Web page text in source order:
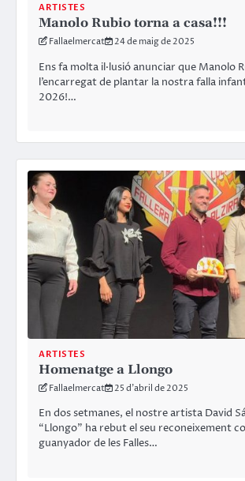
ARTISTES
Manolo Rubio torna a casa!!!
Fallaelmercat 24 de maig de 2025
Ens fa molta il·lusió anunciar que Manolo
l’encarregat de plantar la nostra falla
2026!…
ARTISTES
Homenatge a Llongo
Fallaelmercat 25 d'abril de 2025
En dos setmanes, el nostre artista David
“Llongo” ha rebut el seu reconeixement
guanyador de les Falles…